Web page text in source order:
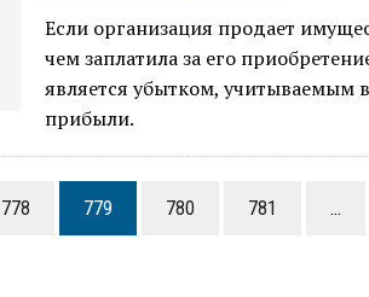
Если организация продает
чем заплатила за его
является убытком, учитываемым
прибыли.
778 779 780 781 …